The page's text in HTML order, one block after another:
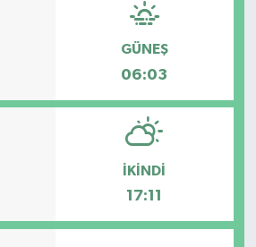
GÜNEŞ
06:03
İKINDI
17:11